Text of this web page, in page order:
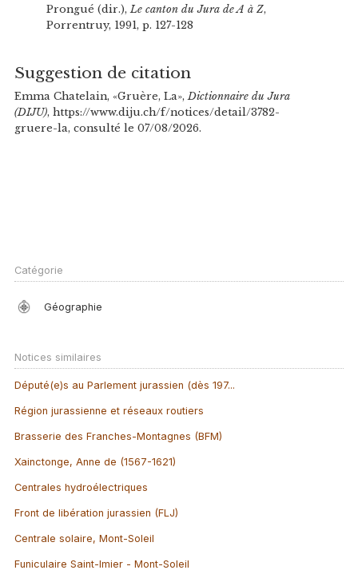
Prongué (dir.), Le canton du Jura de A à Z,
Porrentruy, 1991, p. 127-128
Suggestion de citation
Emma Chatelain, «Gruère, La»,Dictionnaire du Jura
(DIJU), https://www.diju.ch/f/notices/detail/3782-
gruere-la, consulté le 07/08/2026.
Catégorie
Géographie
Notices similaires
Député(e)s au Parlement jurassien (dès 197...
Région jurassienne et réseaux routiers
Brasserie des Franches-Montagnes (BFM)
Xainctonge, Anne de (1567-1621)
Centrales hydroélectriques
Front de libération jurassien (FLJ)
Centrale solaire, Mont-Soleil
Funiculaire Saint-Imier - Mont-Soleil